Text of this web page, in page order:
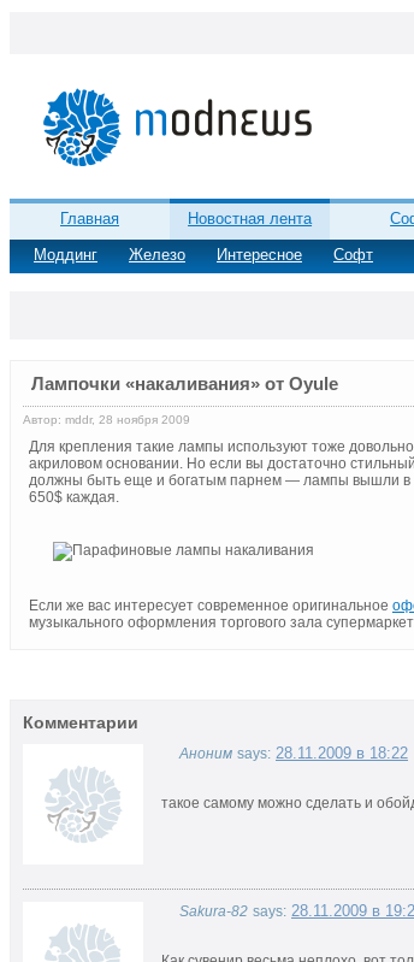
Главная
Новостная лента
Моддинг
Железо Интересное Софт
Лампочки «накаливания» от Oyule
Автор: mddr, 28 ноября 2009
Для крепления такие лампы используют тоже
акриловом основании. Но если вы достаточно
должны быть еще и богатым парнем — лампы вышли в
650$ каждая.
Если же вас интересует современное оригинальное
музыкального оформления торгового зала
Комментарии
Аноним says: 28.11.2009 в 18:22
такое самому можно сделать и
Sakura-82 says: 28.11.2009 в